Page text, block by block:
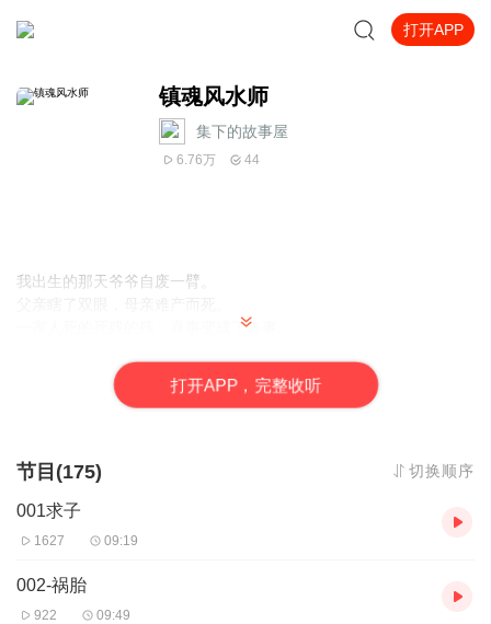
打开APP
镇魂风水师
集下的故事屋
6.76万 44
我出生的那天爷爷 自废一臂。
一家人死的死残的残，喜事变成了丧事。
李家祖上都是风水师，因为有隔代传的规矩，所以李氏风水到我这
一代正好是第八代，按照祖训八卦乾为首坤收尾，我名字中得有个
打开APP，完整收听
节目(175) 切换顺序
001求子
1627 09:19
002-祸胎
922 09:49